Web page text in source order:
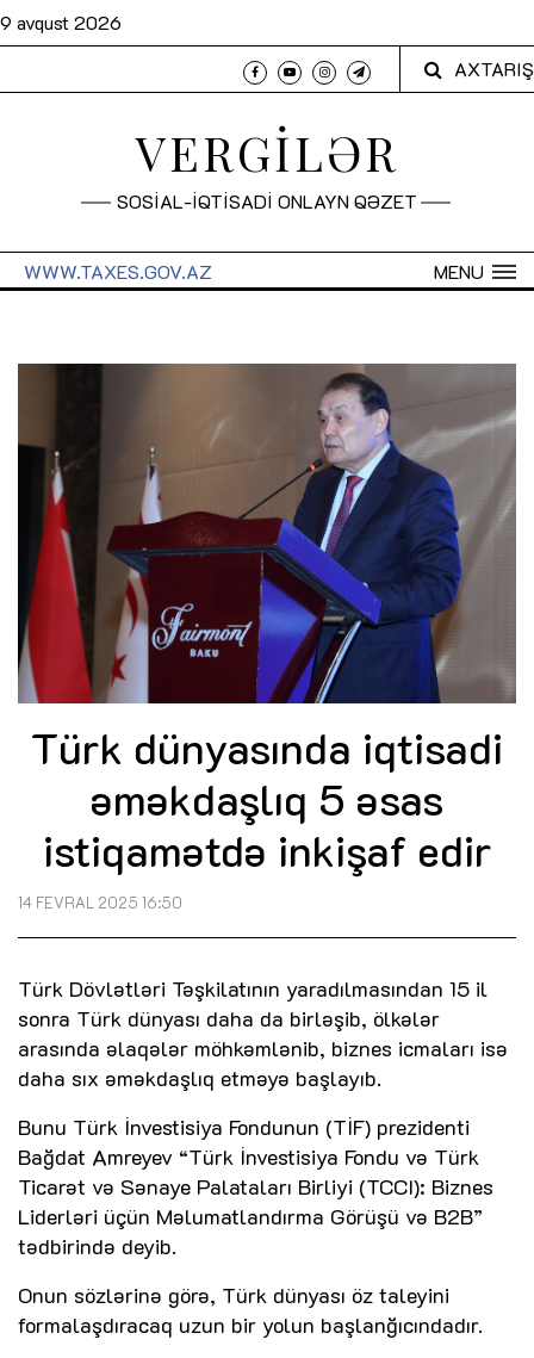
9 avqust 2026
AXTARIŞ
VERGİLƏR
SOSİAL-İQTİSADİ ONLAYN QƏZET
MENU
WWW.TAXES.GOV.AZ
Türk dünyasında iqtisadi
əməkdaşlıq 5 əsas
istiqamətdə inkişaf edir
14 FEVRAL 2025 16:50
Türk Dövlətləri Təşkilatının yaradılmasından 15 il
sonra Türk dünyası daha da birləşib, ölkələr
arasında əlaqələr möhkəmlənib, biznes icmaları isə
daha sıx əməkdaşlıq etməyə başlayıb.
Bunu Türk İnvestisiya Fondunun (TİF) prezidenti
Bağdat Amreyev “Türk İnvestisiya Fondu və Türk
Ticarət və Sənaye Palataları Birliyi (TCCI): Biznes
Liderləri üçün Məlumatlandırma Görüşü və B2B”
tədbirində deyib.
Onun sözlərinə görə, Türk dünyası öz taleyini
formalaşdıracaq uzun bir yolun başlanğıcındadır.